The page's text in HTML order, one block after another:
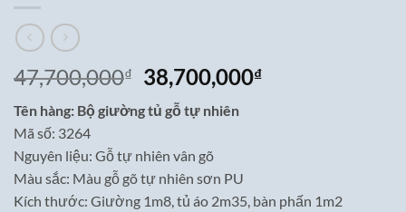
47,700,000₫
Giá
gốc
là:
38,700,000₫Giá
Tên hàng: Bộ giường tủ gỗ tự nhiên
Mã số: 3264
Nguyên liệu: Gỗ tự nhiên vân gõ
Màu sắc: Màu gỗ gõ tự nhiên sơn PU
Kích thước: Giường 1m8, tủ áo 2m35, bàn phấn 1m2